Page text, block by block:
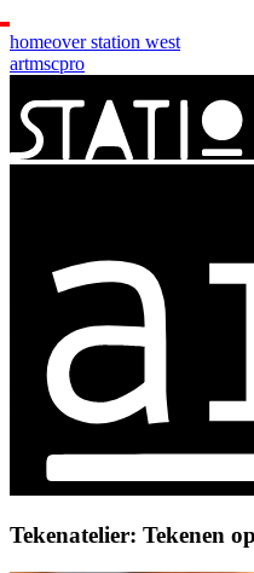
homeover station west
artmscpro
Tekenatelier: Tekenen